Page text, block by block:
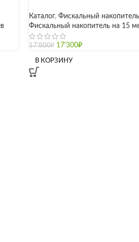
Каталог, Фискальный накопитель
Фискальный накопитель на 15
17'800₽ 17'300₽
В КОРЗИНУ